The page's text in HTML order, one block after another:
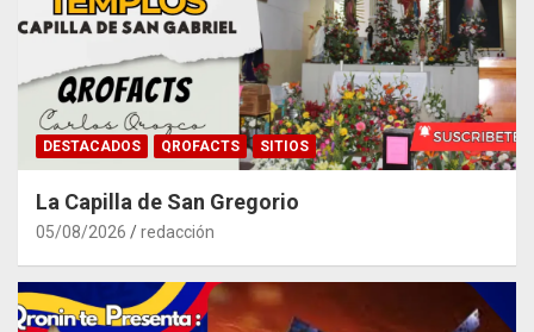
DESTACADOS QROFACTS SITIOS
La Capilla de San Gregorio
05/08/2026 redacción